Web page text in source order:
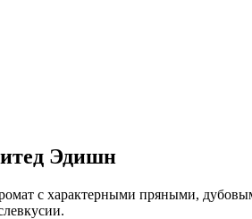
Эдишн
с характерными пряными,